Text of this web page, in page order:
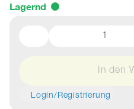
Lagernd
In den
Login/Registrierung